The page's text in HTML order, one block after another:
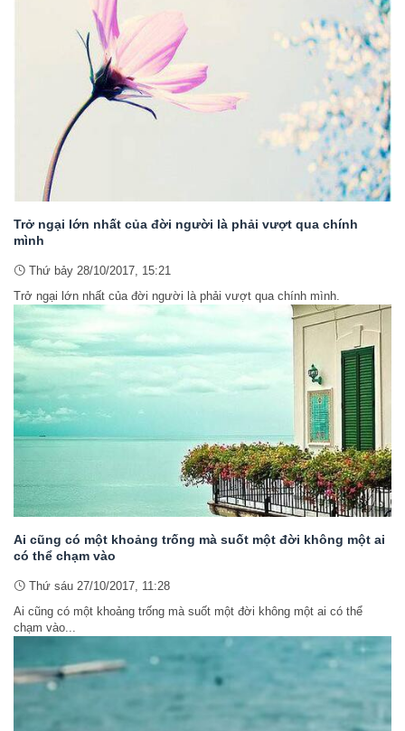
Trở ngại lớn nhất của đời người là phải vượt qua chính
mình
Thứ bảy 28/10/2017, 15:21
Trở ngại lớn nhất của đời người là phải vượt qua chính mình.
Ai cũng có một khoảng trống mà suốt một đời không một ai
có thể chạm vào
Thứ sáu 27/10/2017, 11:28
Ai cũng có một khoảng trống mà suốt một đời không một ai có thể
chạm vào...